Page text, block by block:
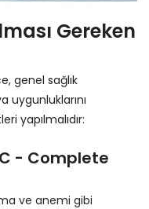
Gereken
genel sağlık
uygunluklarını
yapılmalıdır:
- Complete
ve anemi gibi